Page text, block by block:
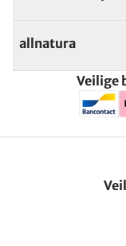
allnatura
Veilige